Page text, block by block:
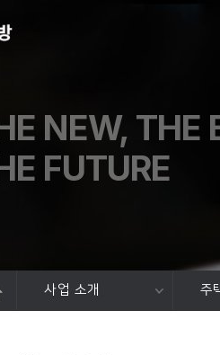
NEW, THE
FUTURE
사업 소개 주